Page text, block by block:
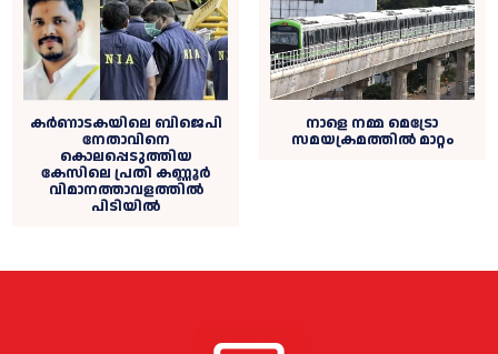
കര്‍ണാടകയിലെ ബിജെപി
നേതാവിനെ
കൊലപ്പെടുത്തിയ
കേസിലെ പ്രതി കണ്ണൂര്‍
വിമാനത്താവളത്തില്‍
പിടിയില്‍
നാളെ നമ്മ മെട്രോ
സമയക്രമത്തിൽ മാറ്റം